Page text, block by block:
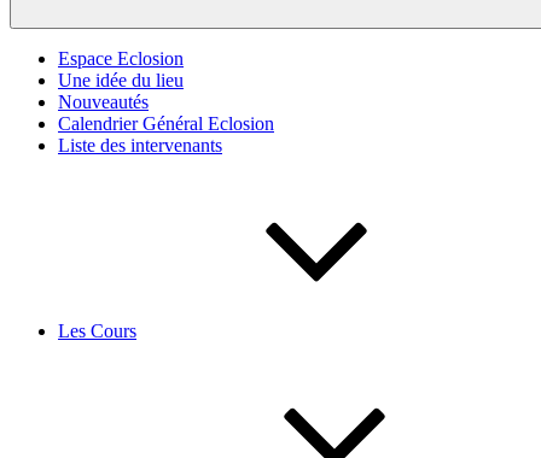
Espace Eclosion
Une idée du lieu
Nouveautés
Calendrier Général Eclosion
Liste des intervenants
Les Cours